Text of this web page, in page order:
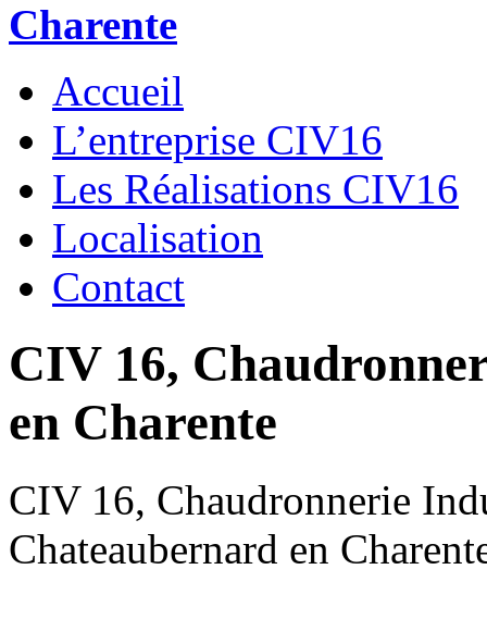
Charente
Accueil
L’entreprise CIV16
Les Réalisations CIV16
Localisation
Contact
CIV 16,
en Charente
CIV 16, Chaudronnerie
Chateaubernard en